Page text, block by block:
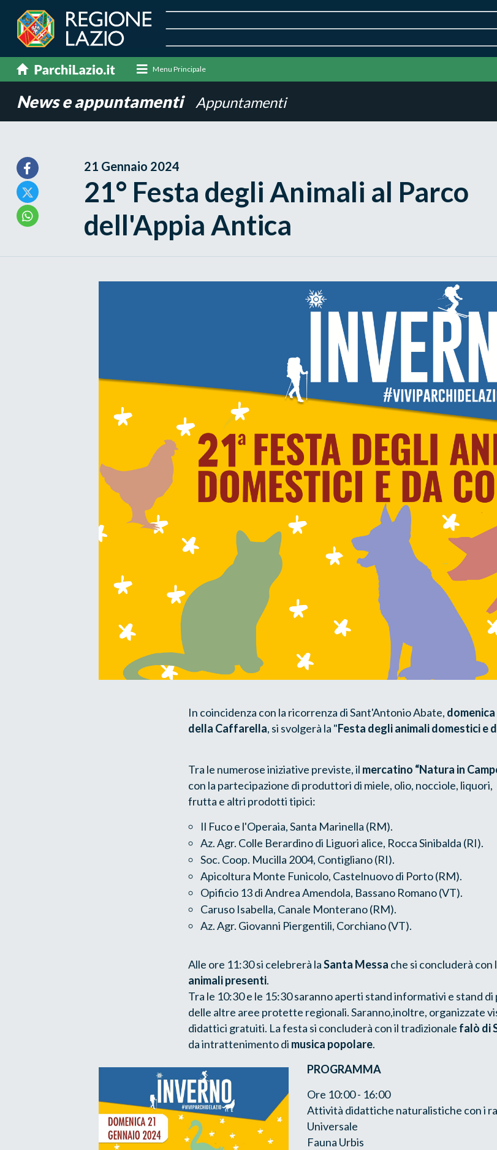
Menu Principale
News e appuntamenti Appuntamenti
21 Gennaio 2024
21° Festa degli Animali al Parco
dell'Appia Antica
In coincidenza con la ricorrenza di Sant'Antonio Abate,
della Caffarella, si svolgerà la "Festa degli animali domestici e
Tra le numerose iniziative previste, il mercatino “Natura in
con la partecipazione di produttori di miele, olio, nocciole, liquori,
frutta e altri prodotti tipici:
Il Fuco e l'Operaia, Santa Marinella (RM).
Az. Agr. Colle Berardino di Liguori alice, Rocca Sinibalda (RI).
Soc. Coop. Mucilla 2004, Contigliano (RI).
Apicoltura Monte Funicolo, Castelnuovo di Porto (RM).
Opificio 13 di Andrea Amendola, Bassano Romano (VT).
Caruso Isabella, Canale Monterano (RM).
Az. Agr. Giovanni Piergentili, Corchiano (VT).
Alle ore 11:30 si celebrerà laSanta Messa che si concluderà con
animali presenti.
Tra le 10:30 e le 15:30 saranno aperti stand informativi e stand
delle altre aree protette regionali. Saranno,inoltre, organizzate
didattici gratuiti. La festa si concluderà con il tradizionale falò di
da intrattenimento di musica popolare.
PROGRAMMA
Ore 10:00 - 16:00
Attività didattiche naturalistiche con i
Universale
Fauna Urbis